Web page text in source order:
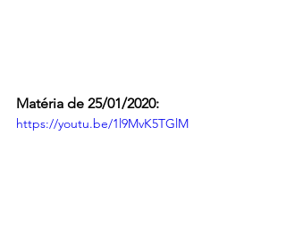
Matéria de 25/01/2020:
https://youtu.be/1l9MvK5TGlM